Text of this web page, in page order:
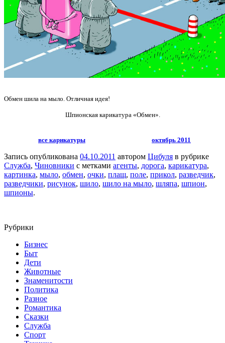
Обмен шила на мыло. Отличная идея!
Шпионская карикатура «Обмен».
все карикатуры октябрь 2011
Запись опубликована 04.10.2011 автором Цибуля в рубрике
Служба, Чиновники с метками агенты, дорога, карикатура,
картинка, мыло, обмен, очки, плащ, поле, прикол, разведчик,
разведчики, рисунок, шило, шило на мыло, шляпа, шпион,
шпионы.
Рубрики
Бизнес
Быт
Дети
Животные
Знаменитости
Политика
Разное
Романтика
Сказки
Служба
Спорт